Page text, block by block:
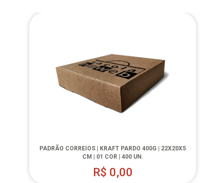
PADRÃO CORREIOS | KRAFT PARDO 400G | 22X20X5
CM | 01 COR | 400 UN.
R$ 0,00